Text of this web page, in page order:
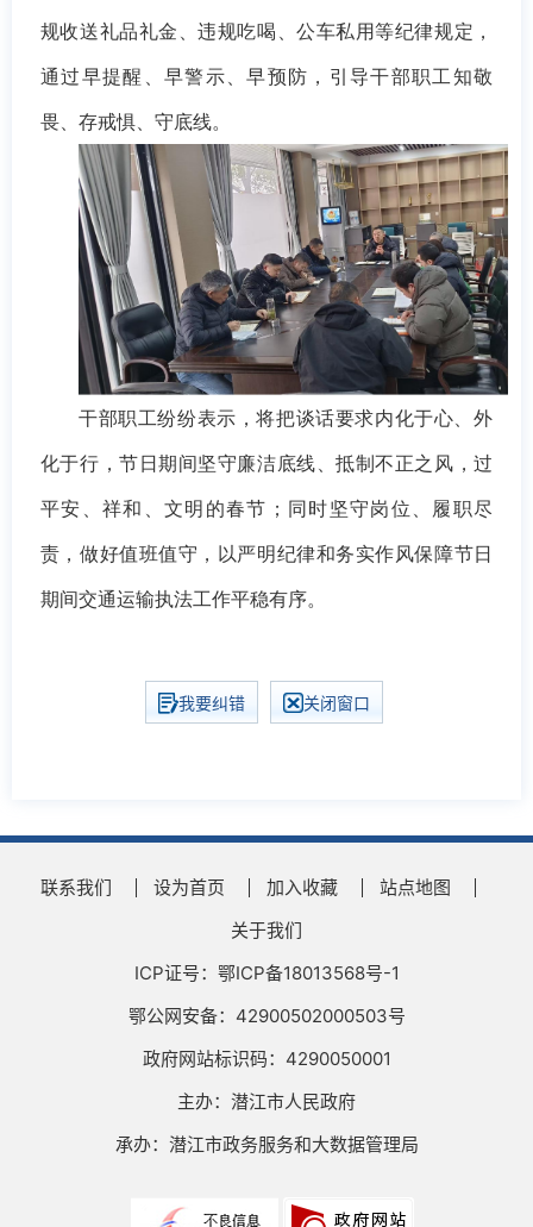
规收送礼品礼金、违规吃喝、公车私用等纪律规定，
通过早提醒、早警示、早预防，引导干部职工知敬
畏、存戒惧、守底线。
干部职工纷纷表示，将把谈话要求内化于心、外
化于行，节日期间坚守廉洁底线、抵制不正之风，过
平安、祥和、文明的春节；同时坚守岗位、履职尽
责，做好值班值守，以严明纪律和务实作风保障节日
期间交通运输执法工作平稳有序。
我要纠错 关闭窗口
联系我们 设为首页 加入收藏
站点地图
关于我们
ICP证号：鄂ICP备18013568号-1
鄂公网安备：42900502000503号
政府网站标识码：4290050001
主办：潜江市人民政府
承办：潜江市政务服务和大数据管理局